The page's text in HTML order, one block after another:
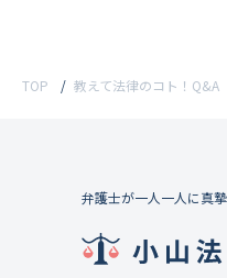
TOP 教えて法律のコト！Q&A
弁護士が一人一人に真